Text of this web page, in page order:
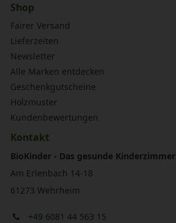
Shop
Fairer Versand
Lieferzeiten
Newsletter
Alle Marken entdecken
Geschenkgutscheine
Holzmuster
Kundenbewertungen
Kontakt
BioKinder - Das gesunde Kinderzimmer
Am Erlenbach 14-18
61273 Wehrheim
+49 6081 44 563 15